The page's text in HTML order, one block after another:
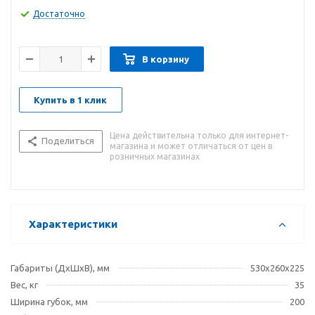
предусмотрены посадочные пазы - для крепления тисков к
Достаточно
В корзину
Купить в 1 клик
Поделиться
Цена действительна только для интернет-
магазина и может отличаться от цен в
розничных магазинах
Характеристики
Габариты (ДхШхВ), мм
530х260х225
Вес, кг
35
Ширина губок, мм
200